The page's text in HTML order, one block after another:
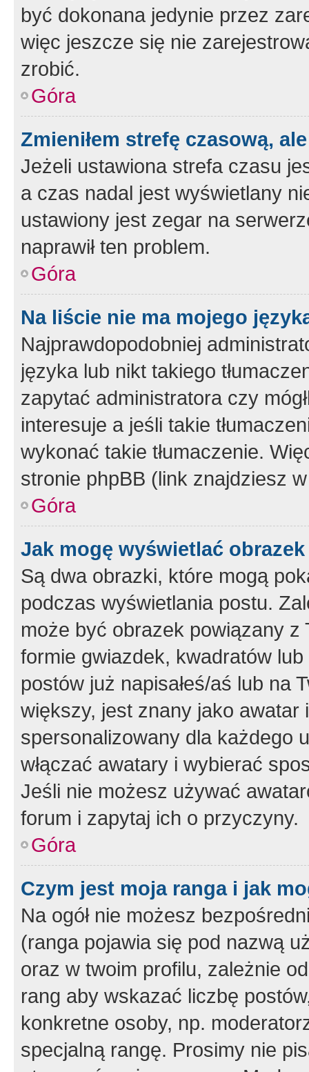
być dokonana jedynie przez
więc jeszcze się nie
zrobić.
Góra
Zmieniłem strefę czasową,
Jeżeli ustawiona strefa czasu
a czas nadal jest wyświetlany
ustawiony jest zegar na
naprawił ten problem.
Góra
Na liście nie ma mojego
Najprawdopodobniej
języka lub nikt takiego
zapytać administratora czy
interesuje a jeśli takie
wykonać takie tłumaczenie.
stronie phpBB (link znajdziesz
Góra
Jak mogę wyświetlać
Są dwa obrazki, które mogą
podczas wyświetlania postu.
może być obrazek powiązany z
formie gwiazdek, kwadratów
postów już napisałeś/aś lub na
większy, jest znany jako
spersonalizowany dla każdego
włączać awatary i wybierać
Jeśli nie możesz używać
forum i zapytaj ich o przyczyny.
Góra
Czym jest moja ranga i jak
Na ogół nie możesz
(ranga pojawia się pod nazwą
oraz w twoim profilu, zależnie
rang aby wskazać liczbę
konkretne osoby, np.
specjalną rangę. Prosimy nie